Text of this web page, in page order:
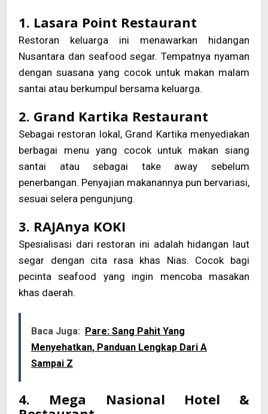
1. Lasara Point Restaurant
Restoran keluarga ini menawarkan hidangan
Nusantara dan seafood segar. Tempatnya nyaman
dengan suasana yang cocok untuk makan malam
santai atau berkumpul bersama keluarga.
2. Grand Kartika Restaurant
Sebagai restoran lokal, Grand Kartika menyediakan
berbagai menu yang cocok untuk makan siang
santai atau sebagai take away sebelum
penerbangan. Penyajian makanannya pun bervariasi,
sesuai selera pengunjung.
3. RAJAnya KOKI
Spesialisasi dari restoran ini adalah hidangan laut
segar dengan cita rasa khas Nias. Cocok bagi
pecinta seafood yang ingin mencoba masakan
khas daerah.
Baca Juga:
Pare: Sang Pahit Yang
Menyehatkan, Panduan Lengkap Dari A
Sampai Z
4. Mega Nasional Hotel &